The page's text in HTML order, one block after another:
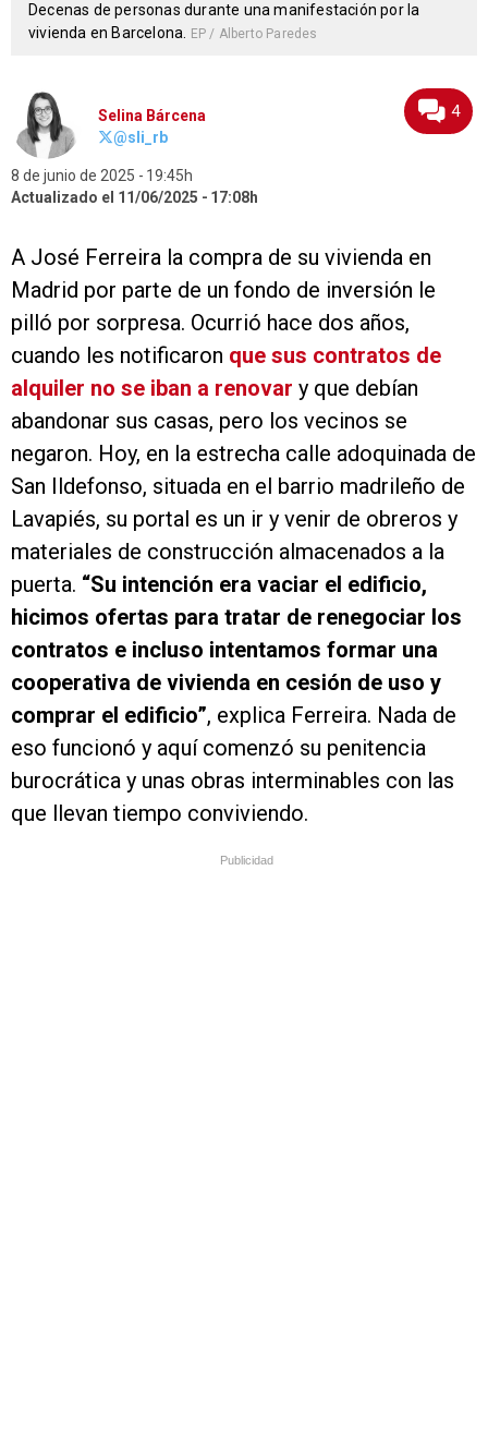
Decenas de personas durante una manifestación por la
vivienda en Barcelona.
EP / Alberto Paredes
Selina Bárcena
@sli_rb
8 de junio de 2025
19:45h
Actualizado el 11/06/2025
17:08h
4
A José Ferreira la compra de su vivienda en
Madrid por parte de un fondo de inversión le
pilló por sorpresa. Ocurrió hace dos años,
cuando les notificaron que sus contratos de
alquiler no se iban a renovar y que debían
abandonar sus casas, pero los vecinos se
negaron. Hoy, en la estrecha calle adoquinada de
San Ildefonso, situada en el barrio madrileño de
Lavapiés, su portal es un ir y venir de obreros y
materiales de construcción almacenados a la
puerta. “Su intención era vaciar el edificio,
hicimos ofertas para tratar de renegociar los
contratos e incluso intentamos formar una
cooperativa de vivienda en cesión de uso y
comprar el edificio”, explica Ferreira. Nada de
eso funcionó y aquí comenzó su penitencia
burocrática y unas obras interminables con las
que llevan tiempo conviviendo.
Publicidad